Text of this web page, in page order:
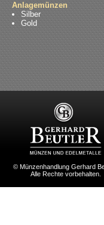
Anlagemünzen
Silber
Gold
© Münzenhandlung Gerhard
Alle Rechte vorbehalten.